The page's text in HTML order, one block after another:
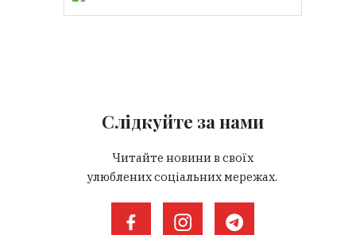
Слідкуйте за нами
Читайте новини в своїх
улюблених соціальних мережах.